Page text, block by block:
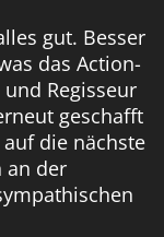
gut. Besser
das Action-
Regisseur
geschafft
die nächste
an der